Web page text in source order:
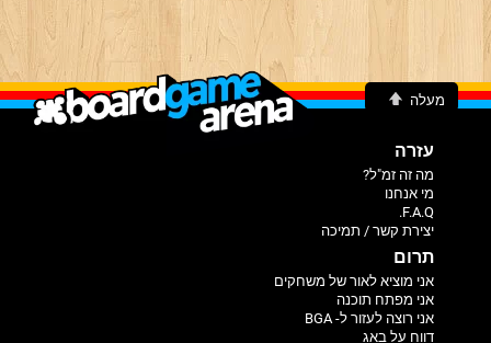
מעלה
עזרה
מה זה זמ"ל?
מי אנחנו
F.A.Q.
יצירת קשר / תמיכה
תרום
אני מוציא לאור של משחקים
אני מפתח תוכנה
אני רוצה לעזור ל- BGA
דווח על באג